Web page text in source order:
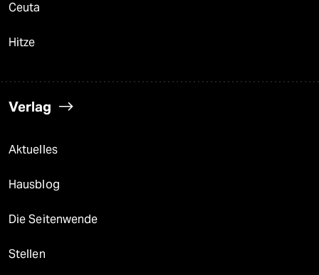
Ceuta
Hitze
Verlag
Aktuelles
Hausblog
Die Seitenwende
Stellen